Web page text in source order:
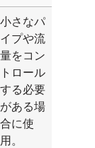
小さなパ
イプや流
量をコン
トロール
する必要
がある場
合に使
用。